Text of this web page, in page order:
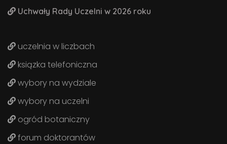
Uchwały Rady Uczelni w 2026 roku
uczelnia w liczbach
ksiązka telefoniczna
wybory na wydziale
wybory na uczelni
ogród botaniczny
forum doktorantów